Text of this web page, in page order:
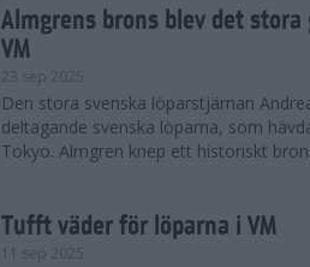
Almgrens brons blev det
VM
23 sep 2025
Den stora svenska löparstjärnan
deltagande svenska löparna, som
Tokyo. Almgren knep ett historiskt
Tufft väder för löparna i VM
11 sep 2025